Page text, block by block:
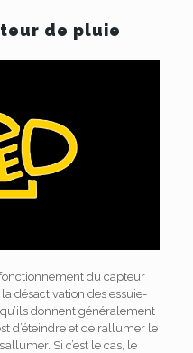
de pluie
du capteur
désactivation des essuie-
donnent généralement
d’éteindre et de rallumer le
Si c’est le cas, le